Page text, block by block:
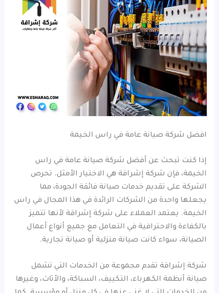
افضل شركة صيانة عامة في راس الخيمة
إذا كنت تبحث عن أفضل شركة صيانة عامة في راس
الخيمة، فإن شركة إشراقة هي الاختيار الأمثل. تحرص
الشركة على تقديم خدمات صيانة فائقة الجودة، مما
يجعلها واحدة من الشركات الرائدة في هذا المجال في راس
الخيمة. يعتمد العملاء على شركة إشراقة لأنها تتميز
بالكفاءة والاحترافية في التعامل مع جميع أنواع أعمال
الصيانة، سواء كانت صيانة منزلية أو صيانة تجارية.
شركة إشراقة تقدم مجموعة من الخدمات التي تشمل
صيانة أنظمة الكهرباء، التكييف، السباكة، والأثاث، وغيرها